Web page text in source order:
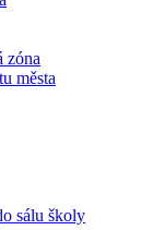
zóna
města
sálu školy